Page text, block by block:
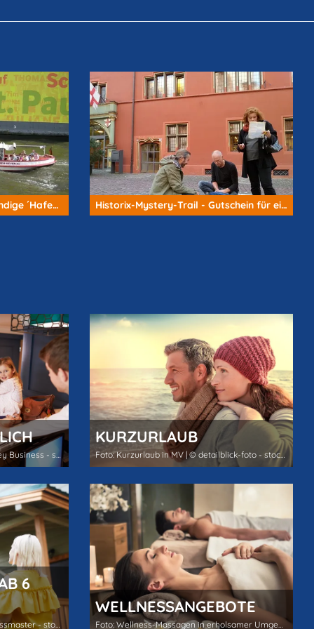
GUTSCHEIN - für eine 2-stündige ´Hafenrundfahrt XXL´ - Hamburg Historix-Mystery-Trail - Gutschein für einen Historix-Mystery-Trail
Foto: Familie checkt ein | © Monkey Business - stock.adobe.com
KURZURLAUB
Foto: Kurzurlaub in MV | © detailblick-foto - stock.adobe.com
6
Foto: Urlaubswoche in MV | © pressmaster - stock.adobe.com
WELLNESSANGEBOTE
Foto: Wellness-Massagen in erholsamer Umgebung | © Kzenon - stock.adobe.com